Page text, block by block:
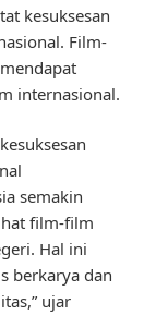
kesuksesan
Film-
internasional.
semakin
film-film
Hal ini
berkarya dan
ujar